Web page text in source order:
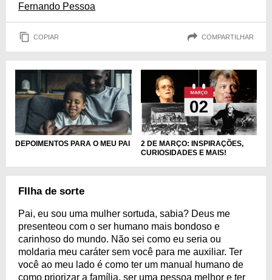
Fernando Pessoa
COPIAR COMPARTILHAR
DEPOIMENTOS PARA O MEU PAI
2 DE MARÇO: INSPIRAÇÕES,
CURIOSIDADES E MAIS!
FIlha de sorte
Pai, eu sou uma mulher sortuda, sabia? Deus me
presenteou com o ser humano mais bondoso e
carinhoso do mundo. Não sei como eu seria ou
moldaria meu caráter sem você para me auxiliar. Ter
você ao meu lado é como ter um manual humano de
como priorizar a família, ser uma pessoa melhor e ter